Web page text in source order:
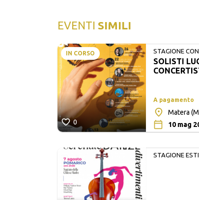
EVENTI SIMILI
IN CORSO
0
STAGIONE
LUCANI
SOLISTI
A pagamento
Matera
10 mag
STAGIONE